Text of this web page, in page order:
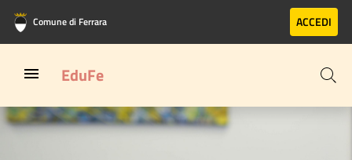
Vai al contenuto principale
Vai al footer
Comune di Ferrara ACCEDI
EduFe